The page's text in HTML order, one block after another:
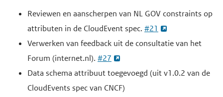
Reviewen en aanscherpen van NL GOV constraints op
attributen in de CloudEvent spec. #21
Verwerken van feedback uit de consultatie van het
Forum (internet.nl). #27
Data schema attribuut toegevoegd (uit v1.0.2 van de
CloudEvents spec van CNCF)